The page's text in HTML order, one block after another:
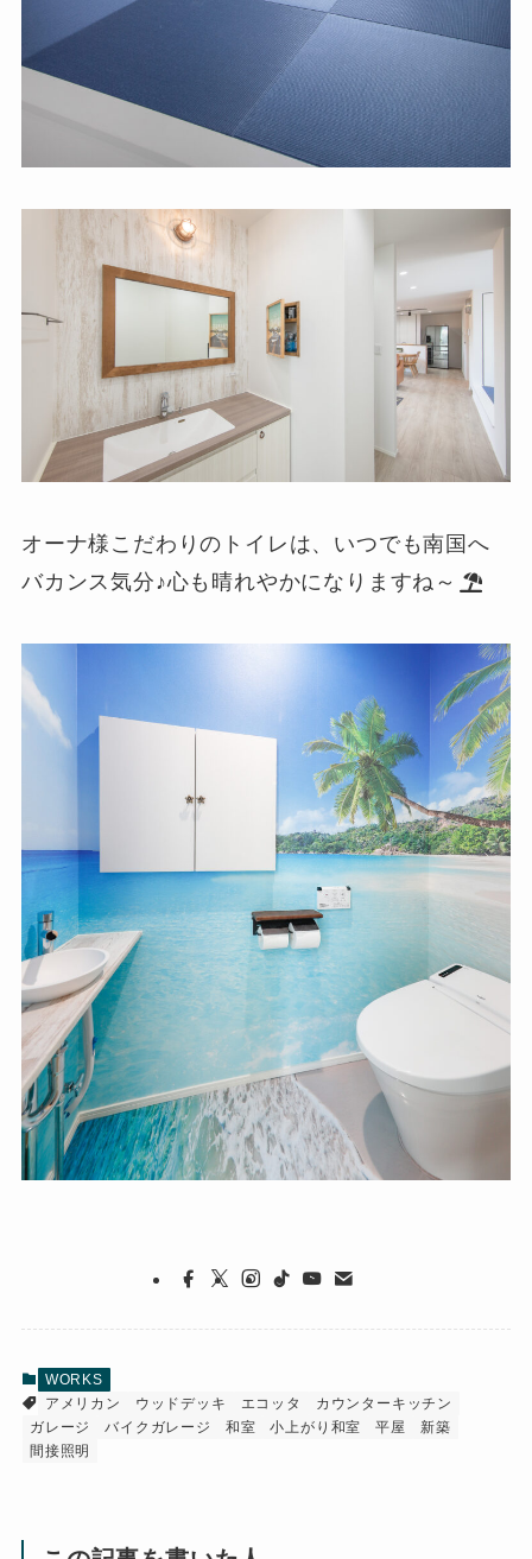
オーナ様こだわりのトイレは、いつでも南国へ
バカンス気分♪心も晴れやかになりますね～
WORKS
アメリカン
ウッドデッキ エコッタ
カウンターキッチン
ガレージ
バイクガレージ 和室 小上がり和室 平屋
新築
間接照明